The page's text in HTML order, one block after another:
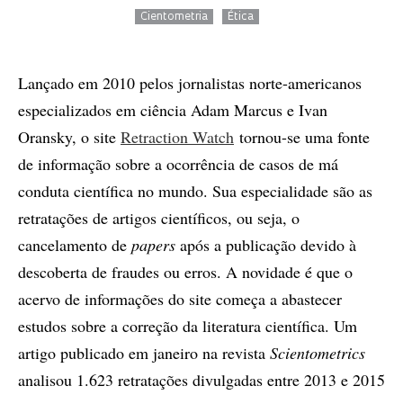
Cientometria Ética
Lançado em 2010 pelos jornalistas norte-americanos
especializados em ciência Adam Marcus e Ivan
Oransky, o site Retraction Watch tornou-se uma fonte
de informação sobre a ocorrência de casos de má
conduta científica no mundo. Sua especialidade são as
retratações de artigos científicos, ou seja, o
cancelamento de papers após a publicação devido à
descoberta de fraudes ou erros. A novidade é que o
acervo de informações do site começa a abastecer
estudos sobre a correção da literatura científica. Um
artigo publicado em janeiro na revista Scientometrics
analisou 1.623 retratações divulgadas entre 2013 e 2015